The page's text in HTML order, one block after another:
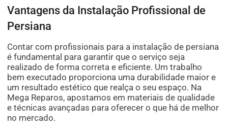
Vantagens da Instalação Profissional de
Persiana
Contar com profissionais para a instalação de persiana
é fundamental para garantir que o serviço seja
realizado de forma correta e eficiente. Um trabalho
bem executado proporciona uma durabilidade maior e
um resultado estético que realça o seu espaço. Na
Mega Reparos, apostamos em materiais de qualidade
e técnicas avançadas para oferecer o que há de melhor
no mercado.